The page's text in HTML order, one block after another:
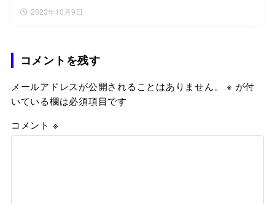
2023年10月9日
コメントを残す
メールアドレスが公開されることはありません。 ※ が付
いている欄は必須項目です
コメント ※